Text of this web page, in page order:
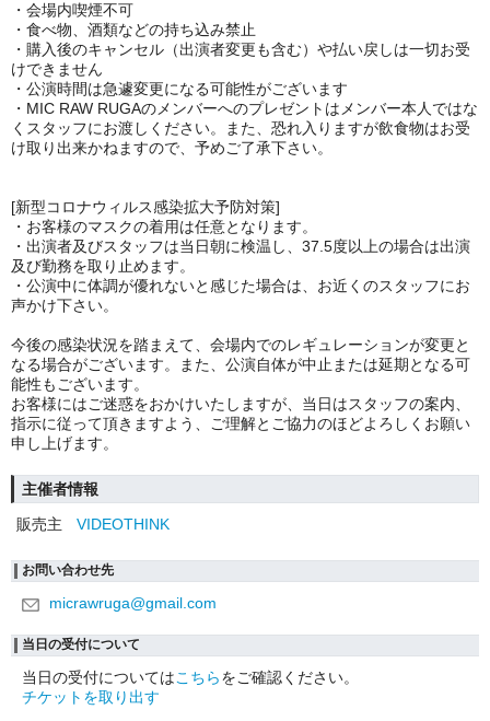
・会場内喫煙不可
・食べ物、酒類などの持ち込み禁止
・購入後のキャンセル（出演者変更も含む）や払い戻しは一切お受
けできません
・公演時間は急遽変更になる可能性がございます
・MIC RAW RUGAのメンバーへのプレゼントはメンバー本人ではな
くスタッフにお渡しください。また、恐れ入りますが飲食物はお受
け取り出来かねますので、予めご了承下さい。
[新型コロナウィルス感染拡大予防対策]
・お客様のマスクの着用は任意となります。
・出演者及びスタッフは当日朝に検温し、37.5度以上の場合は出演
及び勤務を取り止めます。
・公演中に体調が優れないと感じた場合は、お近くのスタッフにお
声かけ下さい。
今後の感染状況を踏まえて、会場内でのレギュレーションが変更と
なる場合がございます。また、公演自体が中止または延期となる可
能性もございます。
お客様にはご迷惑をおかけいたしますが、当日はスタッフの案内、
指示に従って頂きますよう、ご理解とご協力のほどよろしくお願い
申し上げます。
主催者情報
販売主
VIDEOTHINK
お問い合わせ先
micrawruga@gmail.com
当日の受付について
当日の受付についてはこちらをご確認ください。
チケットを取り出す